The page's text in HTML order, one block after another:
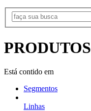
PRODUTOS
Está contido em
Segmentos
Linhas